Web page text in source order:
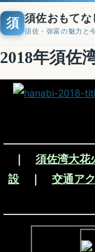
須 須佐おもてな
須佐・弥富の魅力と
2018年須佐
｜須佐湾大花
設｜ 交通ア